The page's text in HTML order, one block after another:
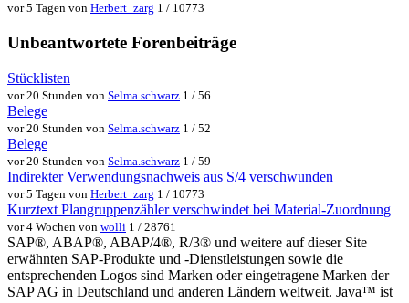
vor 5 Tagen von Herbert_zarg 1 / 10773
Unbeantwortete Forenbeiträge
Stücklisten
vor 20 Stunden von Selma.schwarz 1 / 56
Belege
vor 20 Stunden von Selma.schwarz 1 / 52
Belege
vor 20 Stunden von Selma.schwarz 1 / 59
Indirekter Verwendungsnachweis aus S/4 verschwunden
vor 5 Tagen von Herbert_zarg 1 / 10773
Kurztext Plangruppenzähler verschwindet bei Material-Zuordnung
vor 4 Wochen von wolli 1 / 28761
SAP®, ABAP®, ABAP/4®, R/3® und weitere auf dieser Site
erwähnten SAP-Produkte und -Dienstleistungen sowie die
entsprechenden Logos sind Marken oder eingetragene Marken der
SAP AG in Deutschland und anderen Ländern weltweit. Java™ ist